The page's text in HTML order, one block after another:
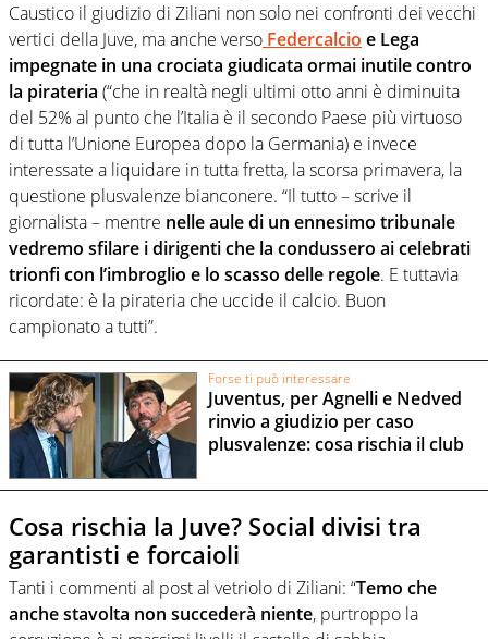
Caustico il giudizio di Ziliani non solo nei confronti dei vecchi
vertici della Juve, ma anche verso Federcalcio e Lega
impegnate in una crociata giudicata ormai inutile contro
la pirateria (“che in realtà negli ultimi otto anni è diminuita
del 52% al punto che l’Italia è il secondo Paese più virtuoso
di tutta l’Unione Europea dopo la Germania) e invece
interessate a liquidare in tutta fretta, la scorsa primavera, la
questione plusvalenze bianconere. “Il tutto – scrive il
giornalista – mentre nelle aule di un ennesimo tribunale
vedremo sfilare i dirigenti che la condussero ai celebrati
trionfi con l’imbroglio e lo scasso delle regole. E tuttavia
ricordate: è la pirateria che uccide il calcio. Buon
campionato a tutti”.
Forse ti può interessare
Juventus, per Agnelli e Nedved
rinvio a giudizio per caso
plusvalenze: cosa rischia il club
Cosa rischia la Juve? Social divisi tra
garantisti e forcaioli
Tanti i commenti al post al vetriolo di Ziliani: “Temo che
anche stavolta non succederà niente, purtroppo la